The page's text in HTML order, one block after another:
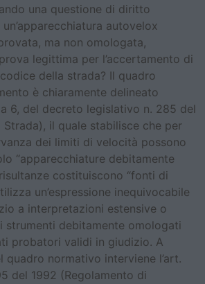
una questione di diritto
autovelox
ma non omologata,
legittima per l’accertamento di
della strada? Il quadro
è chiaramente delineato
6, del decreto legislativo n. 285 del
il quale stabilisce che per
dei limiti di velocità possono
“apparecchiature debitamente
costituiscono “fonti di
un’espressione inequivocabile
a interpretazioni estensive o
strumenti debitamente omologati
probatori validi in giudizio. A
quadro normativo interviene l’art.
del 1992 (Regolamento di